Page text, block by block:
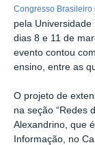
Congresso Brasileiro
pela
dias 8 e 11 de
evento contou
ensino, entre as
O projeto de
na seção “Redes
Alexandrino, que
Informação, no